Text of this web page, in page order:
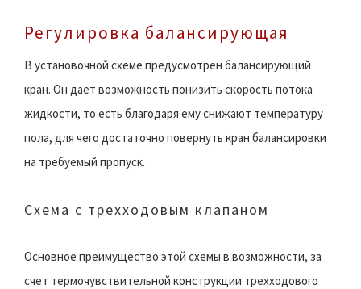
Регулировка балансирующая
В установочной схеме предусмотрен балансирующий
кран. Он дает возможность понизить скорость потока
жидкости, то есть благодаря ему снижают температуру
пола, для чего достаточно повернуть кран балансировки
на требуемый пропуск.
Схема с трехходовым клапаном
Основное преимущество этой схемы в возможности, за
счет термочувствительной конструкции трехходового